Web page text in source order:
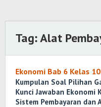
Tag:Alat
Ekonomi Bab 6 Kelas 10
Kumpulan Soal Pilihan
Kunci Jawaban Ekonomi
Sistem Pembayaran dan